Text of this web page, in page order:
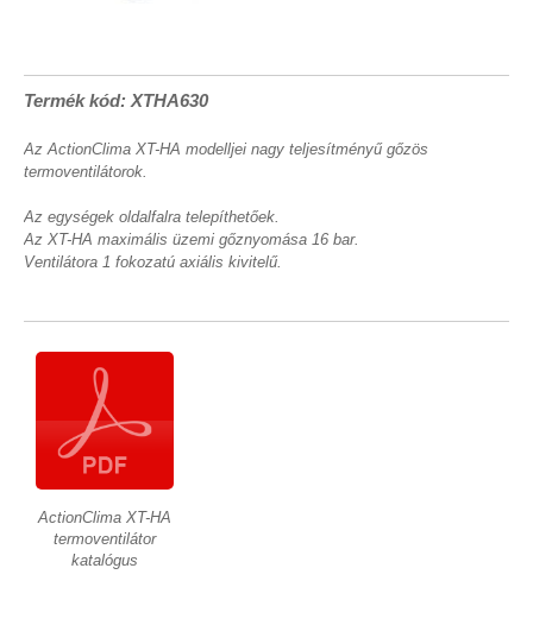
Termék kód: XTHA630
Az ActionClima XT-HA modelljei nagy teljesítményű gőzös
termoventilátorok.
Az egységek oldalfalra telepíthetőek.
Az XT-HA maximális üzemi gőznyomása 16 bar.
Ventilátora 1 fokozatú axiális kivitelű.
ActionClima XT-HA
termoventilátor
katalógus